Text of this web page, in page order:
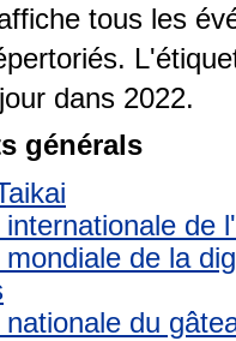
tous les
jour dans 2022.
générals
de
de la
du